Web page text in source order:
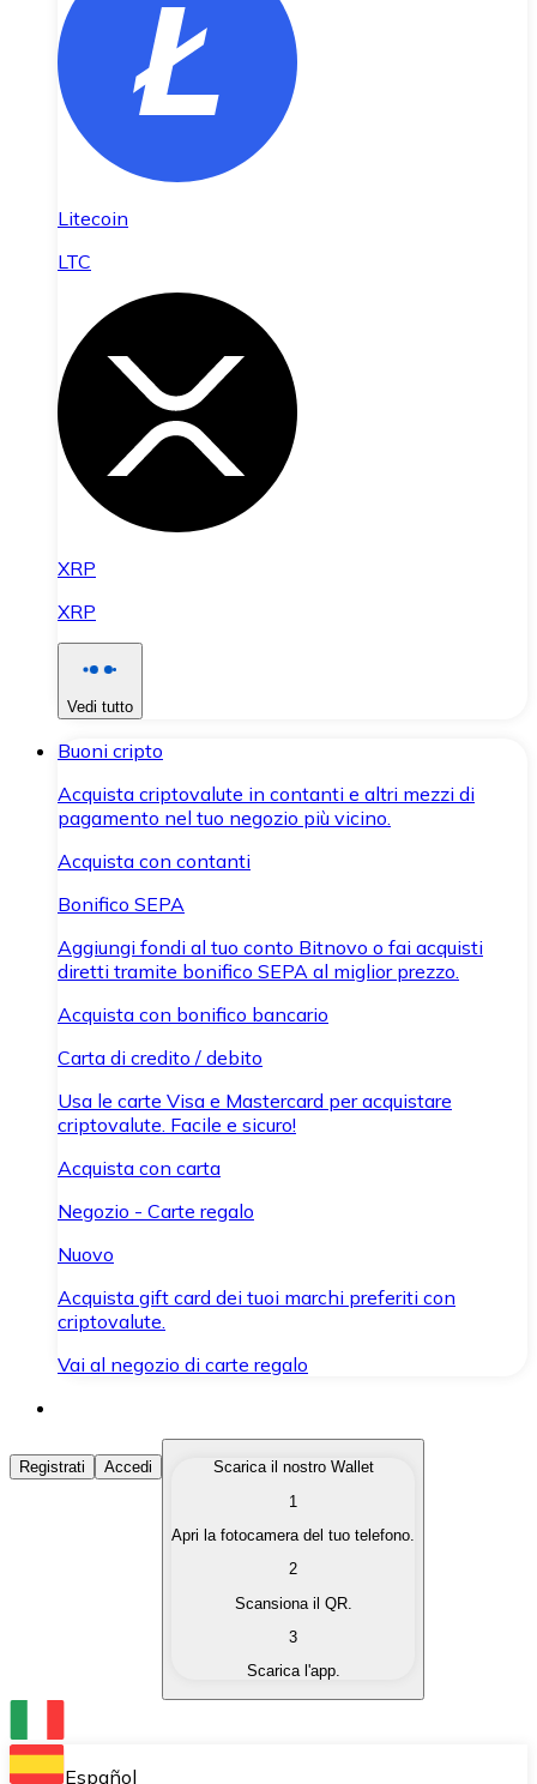
Litecoin
LTC
XRP
XRP
Vedi tutto
Buoni cripto
Acquista criptovalute in contanti e altri mezzi di
pagamento nel tuo negozio più vicino.
Acquista con contanti
Bonifico SEPA
Aggiungi fondi al tuo conto Bitnovo o fai acquisti
diretti tramite bonifico SEPA al miglior prezzo.
Acquista con bonifico bancario
Carta di credito / debito
Usa le carte Visa e Mastercard per acquistare
criptovalute. Facile e sicuro!
Acquista con carta
Negozio - Carte regalo
Nuovo
Acquista gift card dei tuoi marchi preferiti con
criptovalute.
Vai al negozio di carte regalo
Acquista Criptovalute
Acquista le criptovalute che ti interessano in modo
Converti le tue criptovalute in valuta fiat quando ne
Scambia una criptovaluta con un'altra
Conserva le tue cripto in un Wallet self-custodial.
Registrati Accedi
Scarica il nostro Wallet
1
Apri la fotocamera del tuo telefono.
2
Scansiona il QR.
3
Scarica l'app.
Español